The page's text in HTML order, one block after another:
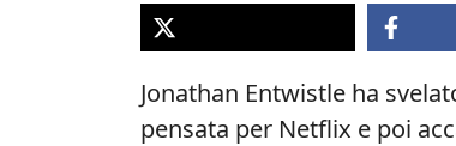
Jonathan Entwistle ha
pensata per Netflix e poi